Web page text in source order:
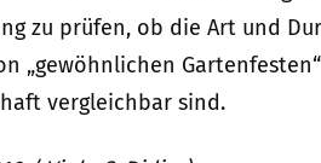
zu prüfen, ob die Art und
„gewöhnlichen
vergleichbar sind.